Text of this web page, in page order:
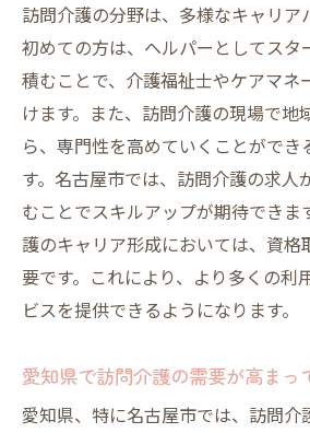
訪問介護の分野は、多様なキャリア
初めての方は、ヘルパーとしてスタ
積むことで、介護福祉士やケアマネ
けます。また、訪問介護の現場で地
ら、専門性を高めていくことがで
す。名古屋市では、訪問介護の求人
むことでスキルアップが期待できま
護のキャリア形成においては、資格
要です。これにより、より多くの利
ビスを提供できるようになります。
愛知県で訪問介護の需要が高まっ
愛知県、特に名古屋市では、訪問介